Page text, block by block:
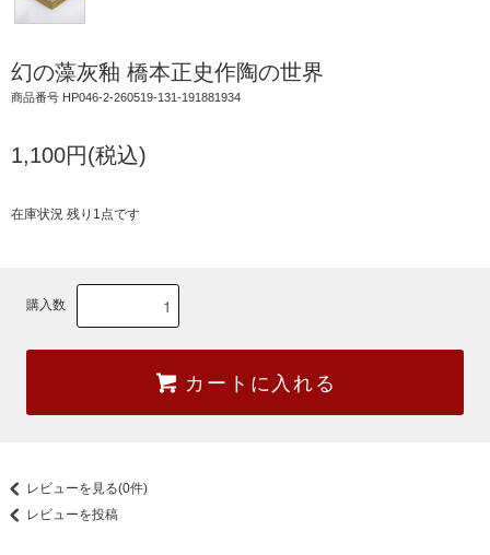
幻の藻灰釉 橋本正史作陶の世界
商品番号 HP046-2-260519-131-191881934
1,100円(税込)
在庫状況 残り1点です
購入数
カートに入れる
レビューを見る(0件)
レビューを投稿